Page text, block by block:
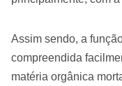
Assim sendo, a
compreendida
matéria orgânica